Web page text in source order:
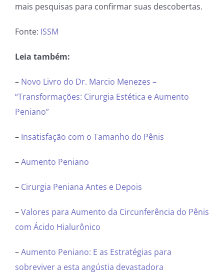
mais pesquisas para confirmar suas descobertas.
Fonte: ISSM
Leia também:
– Novo Livro do Dr. Marcio Menezes –
“Transformações: Cirurgia Estética e Aumento
Peniano”
– Insatisfação com o Tamanho do Pênis
–Aumento Peniano
– Cirurgia Peniana Antes e Depois
–Valores para Aumento da Circunferência do Pênis
com Ácido Hialurônico
–Aumento Peniano: E as Estratégias para
sobreviver a esta angústia devastadora